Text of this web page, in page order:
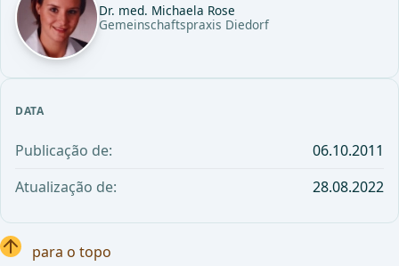
Dr. med. Michaela Rose
Gemeinschaftspraxis Diedorf
DATA
Publicação de:
06.10.2011
Atualização de:
28.08.2022
para o topo